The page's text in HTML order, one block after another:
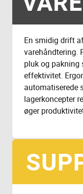
En smidig drift
varehåndtering.
pluk og pakning
effektivitet.
automatiserede
lagerkoncepter
øger